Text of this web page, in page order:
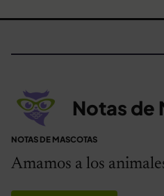
Notas de
NOTAS DE MASCOTAS
Amamos a los